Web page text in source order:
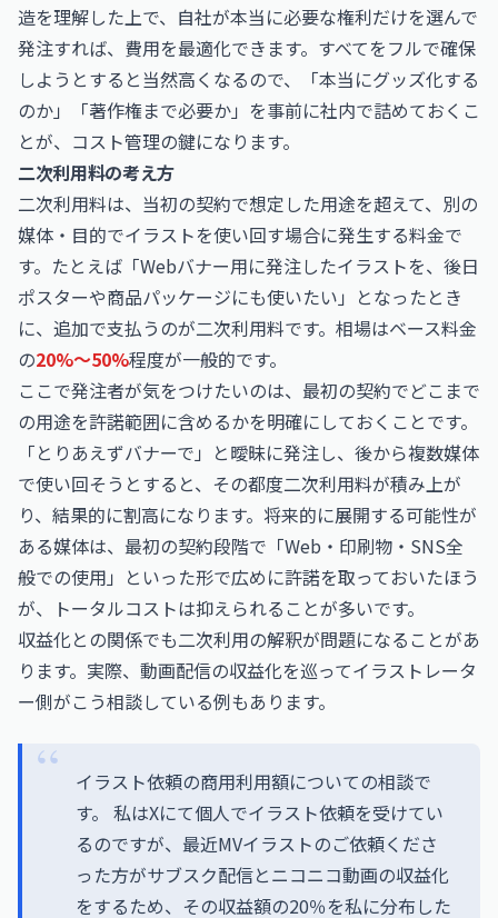
造を理解した上で、自社が本当に必要な権利だけを選んで
発注すれば、費用を最適化できます。すべてをフルで確保
しようとすると当然高くなるので、「本当にグッズ化する
のか」「著作権まで必要か」を事前に社内で詰めておくこ
とが、コスト管理の鍵になります。
二次利用料の考え方
二次利用料は、当初の契約で想定した用途を超えて、別の
媒体・目的でイラストを使い回す場合に発生する料金で
す。たとえば「Webバナー用に発注したイラストを、後日
ポスターや商品パッケージにも使いたい」となったとき
に、追加で支払うのが二次利用料です。相場はベース料金
の20%〜50%程度が一般的です。
ここで発注者が気をつけたいのは、最初の契約でどこまで
の用途を許諾範囲に含めるかを明確にしておくことです。
「とりあえずバナーで」と曖昧に発注し、後から複数媒体
で使い回そうとすると、その都度二次利用料が積み上が
り、結果的に割高になります。将来的に展開する可能性が
ある媒体は、最初の契約段階で「Web・印刷物・SNS全
般での使用」といった形で広めに許諾を取っておいたほう
が、トータルコストは抑えられることが多いです。
収益化との関係でも二次利用の解釈が問題になることがあ
ります。実際、動画配信の収益化を巡ってイラストレータ
ー側がこう相談している例もあります。
イラスト依頼の商用利用額についての相談で
す。 私はXにて個人でイラスト依頼を受けてい
るのですが、最近MVイラストのご依頼くださ
った方がサブスク配信とニコニコ動画の収益化
をするため、その収益額の20％を私に分布した